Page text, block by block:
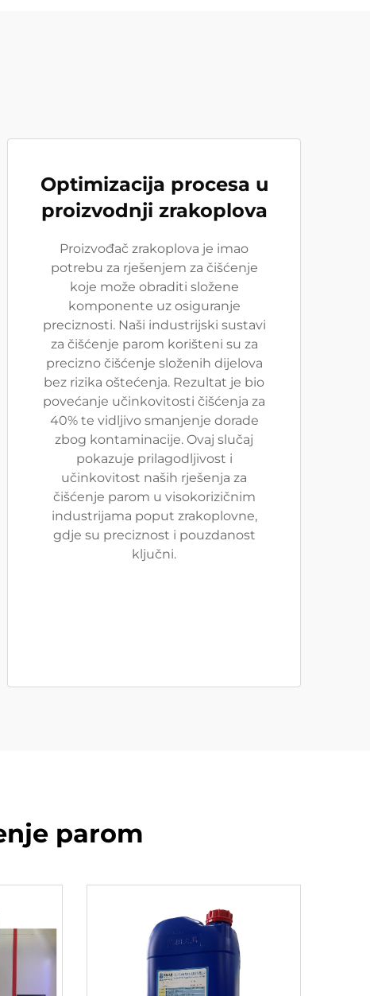
Optimizacija procesa u
proizvodnji zrakoplova
Proizvođač zrakoplova je imao
potrebu za rješenjem za čišćenje
koje može obraditi složene
komponente uz osiguranje
preciznosti. Naši industrijski sustavi
za čišćenje parom korišteni su za
precizno čišćenje složenih dijelova
bez rizika oštećenja. Rezultat je bio
povećanje učinkovitosti čišćenja za
40% te vidljivo smanjenje dorade
zbog kontaminacije. Ovaj slučaj
pokazuje prilagodljivost i
učinkovitost naših rješenja za
čišćenje parom u visokorizičnim
industrijama poput zrakoplovne,
gdje su preciznost i pouzdanost
ključni.
parom